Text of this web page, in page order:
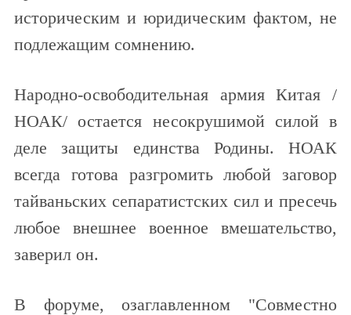
историческим и юридическим фактом, не
подлежащим сомнению.
Народно-освободительная армия Китая /
НОАК/ остается несокрушимой силой в
деле защиты единства Родины. НОАК
всегда готова разгромить любой заговор
тайваньских сепаратистских сил и пресечь
любое внешнее военное вмешательство,
заверил он.
В форуме, озаглавленном "Совместно